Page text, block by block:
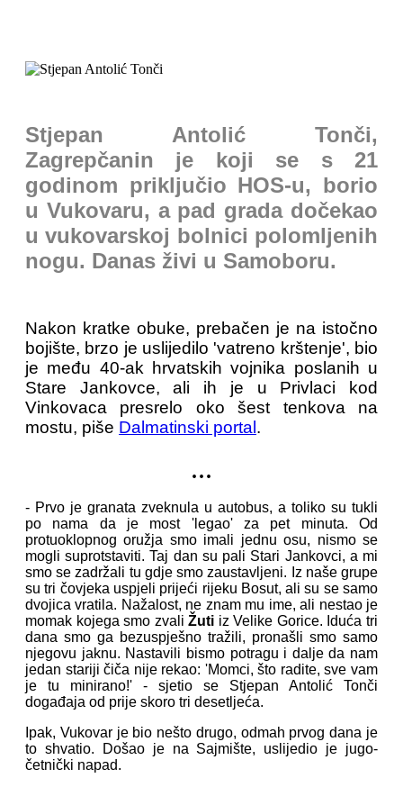
Stjepan Antolić Tonči,
Zagrepčanin je koji se s 21
godinom priključio HOS-u, borio
u Vukovaru, a pad grada dočekao
u vukovarskoj bolnici polomljenih
nogu. Danas živi u Samoboru.
Nakon kratke obuke, prebačen je na istočno
bojište, brzo je uslijedilo 'vatreno krštenje', bio
je među 40-ak hrvatskih vojnika poslanih u
Stare Jankovce, ali ih je u Privlaci kod
Vinkovaca presrelo oko šest tenkova na
mostu, piše Dalmatinski portal .
...
- Prvo je granata zveknula u autobus, a toliko su tukli
po nama da je most 'legao' za pet minuta. Od
protuoklopnog oružja smo imali jednu osu, nismo se
mogli suprotstaviti. Taj dan su pali Stari Jankovci, a mi
smo se zadržali tu gdje smo zaustavljeni. Iz naše grupe
su tri čovjeka uspjeli prijeći rijeku Bosut, ali su se samo
dvojica vratila. Nažalost, ne znam mu ime, ali nestao je
momak kojega smo zvaliŽuti iz Velike Gorice. Iduća tri
dana smo ga bezuspješno tražili, pronašli smo samo
njegovu jaknu. Nastavili bismo potragu i dalje da nam
jedan stariji čiča nije rekao: 'Momci, što radite, sve vam
je tu minirano!' - sjetio se Stjepan Antolić Tonči
događaja od prije skoro tri desetljeća.
Ipak, Vukovar je bio nešto drugo, odmah prvog dana je
to shvatio. Došao je na Sajmište, uslijedio je jugo-
četnički napad.